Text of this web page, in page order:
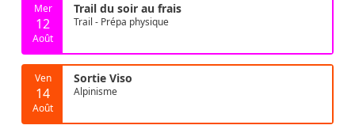
Mer
12
Août
Trail du soir au frais
Trail - Prépa physique
Ven
14
Août
Sortie Viso
Alpinisme